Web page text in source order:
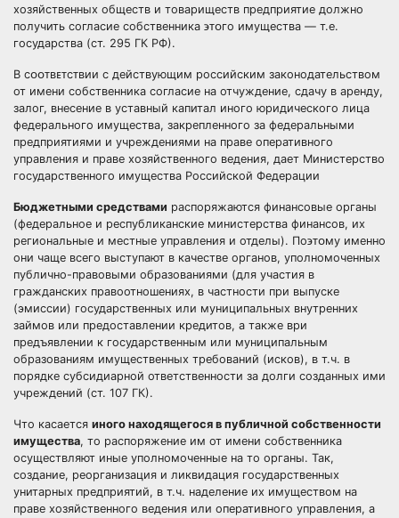
хозяйственных обществ и товариществ предприятие должно
получить согласие собственника ϶ᴛᴏго имущества — т.е.
государства (ст. 295 ГК РФ).
В ϲᴏᴏᴛʙᴇᴛϲᴛʙии с действующим российским законодательством
от имени собственника согласие на отчуждение, сдачу в аренду,
залог, внесение в уставный капитал иного юридического лица
федерального имущества, закрепленного за федеральными
предприятиями и учреждениями на праве оперативного
управления и праве хозяйственного ведения, дает Министерство
государственного имущества Российской Федерации
Бюджетными средствами распоряжаются финансовые органы
(федеральное и республиканские министерства финансов, их
региональные и местные управления и отделы). По϶ᴛᴏму именно
они чаще всего выступают в качестве органов, уполномоченных
публично-правовыми образованиями (для участия в
гражданских правоотношениях, в частности при выпуске
(эмиссии) государственных или муниципальных внутренних
займов или предоставлении кредитов, а также ври
предъявлении к государственным или муниципальным
образованиям имущественных требований (исков), в т.ч. в
порядке субсидиарной ответственности за долги созданных ими
учреждений (ст. 107 ГК).
Что касается иного находящегося в публичной собственности
имущества, то распоряжение им от имени собственника
осуществляют иные уполномоченные на то органы. Так,
создание, реорганизация и ликвидация государственных
унитарных предприятий, в т.ч. наделение их имуществом на
праве хозяйственного ведения или оперативного управления, а